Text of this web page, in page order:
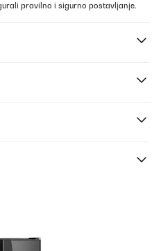
pravilno i sigurno postavljanje.